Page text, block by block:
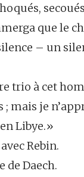
que le
– un
trio à cet
je
Libye.»
Rebin.
de Daech.